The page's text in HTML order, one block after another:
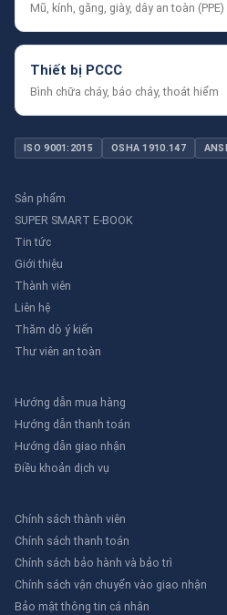
Mũ, kính, găng, giày, dây an toàn (PPE)
Thiết bị PCCC
Bình chữa cháy, báo cháy, thoát hiểm
ISO 9001:2015 OSHA 1910.147
Sản phẩm
SUPER SMART E-BOOK
Tin tức
Giới thiệu
Thành viên
Liên hệ
Thăm dò ý kiến
Thư viên an toàn
Hướng dẫn mua hàng
Hướng dẫn thanh toán
Hướng dẫn giao nhận
Điều khoản dịch vụ
Chính sách thành viên
Chính sách thanh toán
Chính sách bảo hành và bảo trì
Chính sách vận chuyển vào giao nhận
Bảo mật thông tin cá nhân